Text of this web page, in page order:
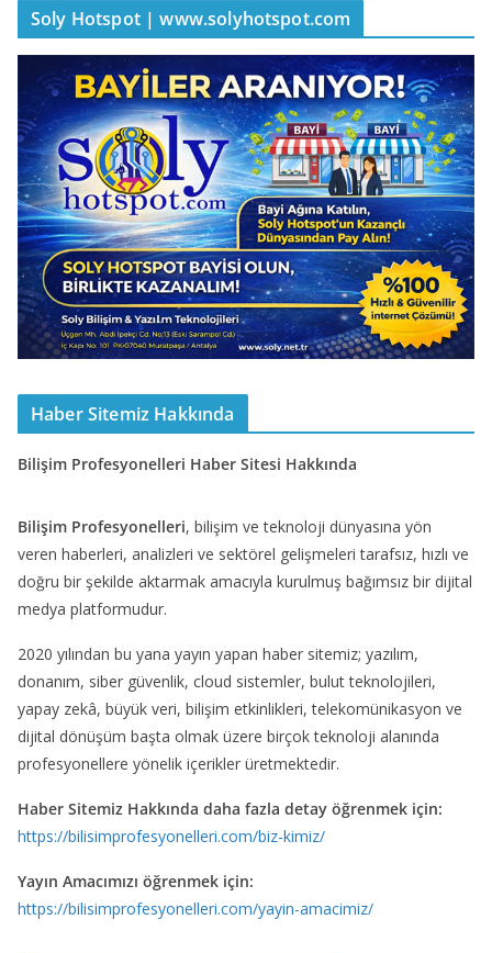
Soly Hotspot | www.solyhotspot.com
Haber Sitemiz Hakkında
Bilişim Profesyonelleri Haber Sitesi Hakkında
Bilişim Profesyonelleri, bilişim ve teknoloji dünyasına yön
veren haberleri, analizleri ve sektörel gelişmeleri tarafsız, hızlı ve
doğru bir şekilde aktarmak amacıyla kurulmuş bağımsız bir dijital
medya platformudur.
2020 yılından bu yana yayın yapan haber sitemiz; yazılım,
donanım, siber güvenlik, cloud sistemler, bulut teknolojileri,
yapay zekâ, büyük veri, bilişim etkinlikleri, telekomünikasyon ve
dijital dönüşüm başta olmak üzere birçok teknoloji alanında
profesyonellere yönelik içerikler üretmektedir.
Haber Sitemiz Hakkında daha fazla detay öğrenmek için:
https://bilisimprofesyonelleri.com/biz-kimiz/
Yayın Amacımızı öğrenmek için:
https://bilisimprofesyonelleri.com/yayin-amacimiz/